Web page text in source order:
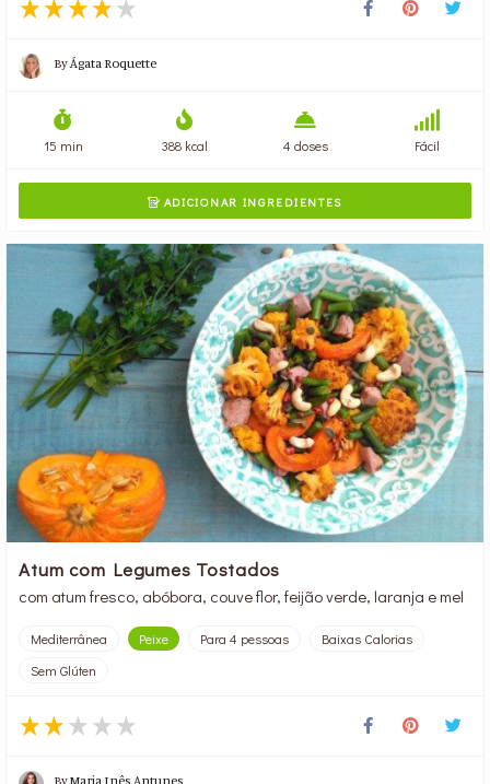
By Ágata Roquette
15 min 388 kcal 4 doses Fácil
ADICIONAR INGREDIENTES
Atum com Legumes Tostados
com atum fresco, abóbora, couve flor, feijão verde, laranja e mel
Mediterrânea Peixe Para 4 pessoas
Baixas Calorias
Sem Glúten
ByMaria Inês Antunes